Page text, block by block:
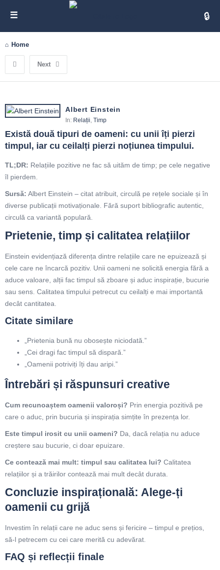
Home
Next
Albert Einstein
In: Relații, Timp
Există două tipuri de oameni: cu unii îți pierzi
timpul, iar cu ceilalți pierzi noțiunea timpului.
TL;DR: Relațiile pozitive ne fac să uităm de timp; pe cele negative
îl pierdem.
Sursă: Albert Einstein – citat atribuit, circulă pe rețele sociale și în
diverse publicații motivaționale. Fără suport bibliografic autentic,
circulă ca variantă populară.
Prietenie, timp și calitatea relațiilor
Einstein evidențiază diferența dintre relațiile care ne epuizează și
cele care ne încarcă pozitiv. Unii oameni ne solicită energia fără a
aduce valoare, alții fac timpul să zboare și aduc inspirație, bucurie
sau sens. Calitatea timpului petrecut cu ceilalți e mai importantă
decât cantitatea.
Citate similare
„Prietenia bună nu obosește niciodată.”
„Cei dragi fac timpul să dispară.”
„Oamenii potriviți îți dau aripi.”
Întrebări și răspunsuri creative
Cum recunoaștem oamenii valoroși? Prin energia pozitivă pe
care o aduc, prin bucuria și inspirația simțite în prezența lor.
Este timpul irosit cu unii oameni? Da, dacă relația nu aduce
creștere sau bucurie, ci doar epuizare.
Ce contează mai mult: timpul sau calitatea lui? Calitatea
relațiilor și a trăirilor contează mai mult decât durata.
Concluzie inspirațională: Alege-ți
oamenii cu grijă
Investim în relații care ne aduc sens și fericire – timpul e prețios,
să-l petrecem cu cei care merită cu adevărat.
FAQ și reflecții finale